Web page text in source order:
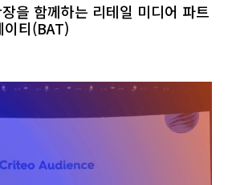
을 함께하는 리테일 미디어 파트
이티(BAT)